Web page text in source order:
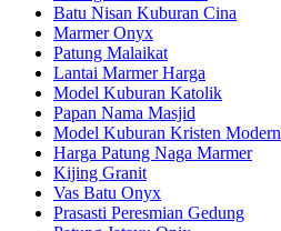
Batu Nisan Kuburan Cina
Marmer Onyx
Patung Malaikat
Lantai Marmer Harga
Model Kuburan Katolik
Papan Nama Masjid
Model Kuburan Kristen Modern
Harga Patung Naga Marmer
Kijing Granit
Vas Batu Onyx
Prasasti Peresmian Gedung